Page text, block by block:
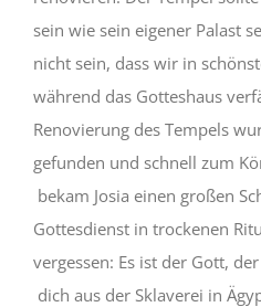
sein wie sein eigener Palast
nicht sein, dass wir in
während das Gotteshaus
Renovierung des Tempels
gefunden und schnell zum
bekam Josia einen großen
Gottesdienst in trockenen
vergessen: Es ist der Gott,
dich aus der Sklaverei in